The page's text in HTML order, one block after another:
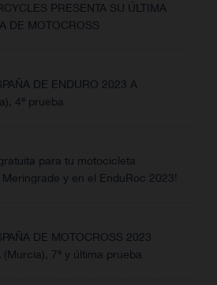
PRESENTA SU ÚLTIMA
DE MOTOCROSS
DE ENDURO 2023 A
4ª prueba
para tu motocicleta
y en el EnduRoc 2023!
DE MOTOCROSS 2023
7ª y última prueba